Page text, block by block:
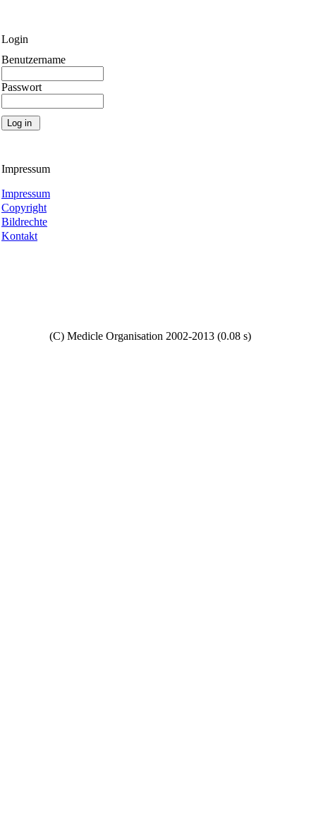
Login
Benutzername
Passwort
Impressum
Impressum
Copyright
Bildrechte
Kontakt
(C) Medicle Organisation 2002-2013 (0.08 s)